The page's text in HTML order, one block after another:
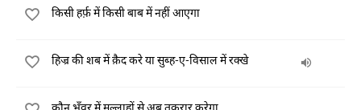
किसी हर्फ़ में किसी बाब में नहीं आएगा
हिज्र की शब में क़ैद करे या सुब्ह-ए-विसाल में रक्खे
कौन भँवर में मल्लाहों से अब तकरार करेगा